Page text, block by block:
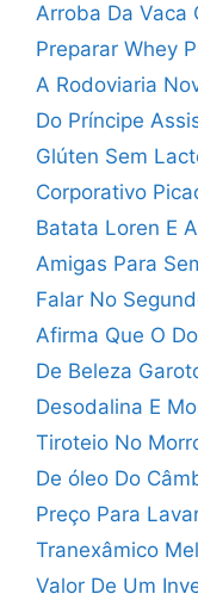
Arroba Da Vaca
Preparar Whey
A Rodoviaria
Do Príncipe
Glúten Sem
Corporativo
Batata Loren E
Amigas Para
Falar No
Afirma Que O
De Beleza
Desodalina E
Tiroteio No
De óleo Do
Preço Para
Tranexâmico
Valor De Um